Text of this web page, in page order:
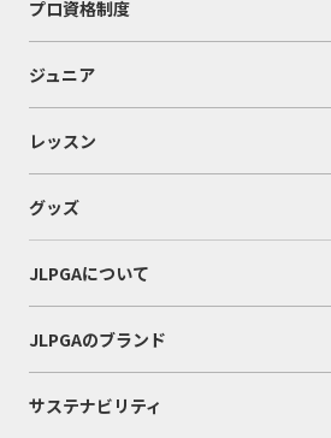
プロ資格制度
ジュニア
レッスン
グッズ
JLPGAについて
JLPGAのブランド
サステナビリティ